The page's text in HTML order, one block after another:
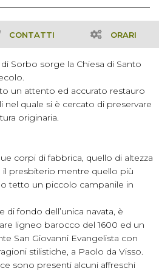
CONTATTI ORARI
Sorbo sorge la Chiesa di Santo
un attento ed accurato restauro
nel quale si è cercato di preservare
originaria.
corpi di fabbrica, quello di altezza
il presbiterio mentre quello più
tetto un piccolo campanile in
di fondo dell’unica navata, è
ligneo barocco del 1600 ed un
San Giovanni Evangelista con
stilistiche, a Paolo da Visso.
sono presenti alcuni affreschi